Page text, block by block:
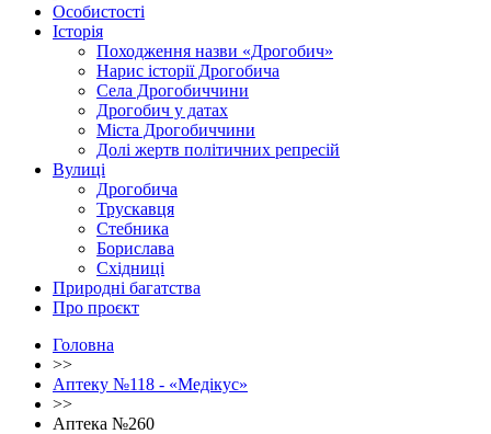
Особистості
Історія
Походження назви «Дрогобич»
Нарис історії Дрогобича
Села Дрогобиччини
Дрогобич у датах
Міста Дрогобиччини
Долі жертв політичних репресій
Вулиці
Дрогобича
Трускавця
Стебника
Борислава
Східниці
Природні багатства
Про проєкт
Головна
>>
Аптеку №118 - «Медікус»
>>
Аптека №260